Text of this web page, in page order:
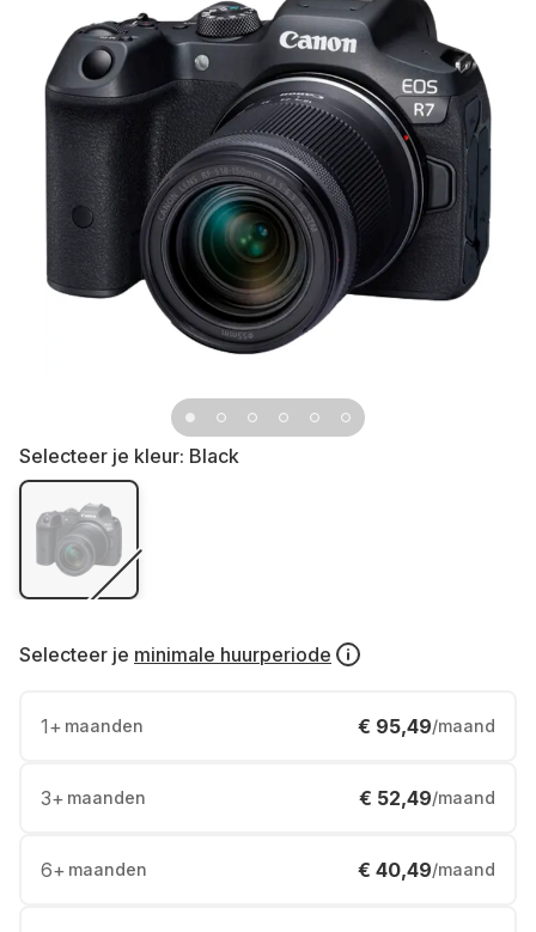
Selecteer je kleur: Black
Selecteer je minimale huurperiode
1+ maanden € 95,49/maand
3+ maanden € 52,49/maand
6+ maanden € 40,49/maand